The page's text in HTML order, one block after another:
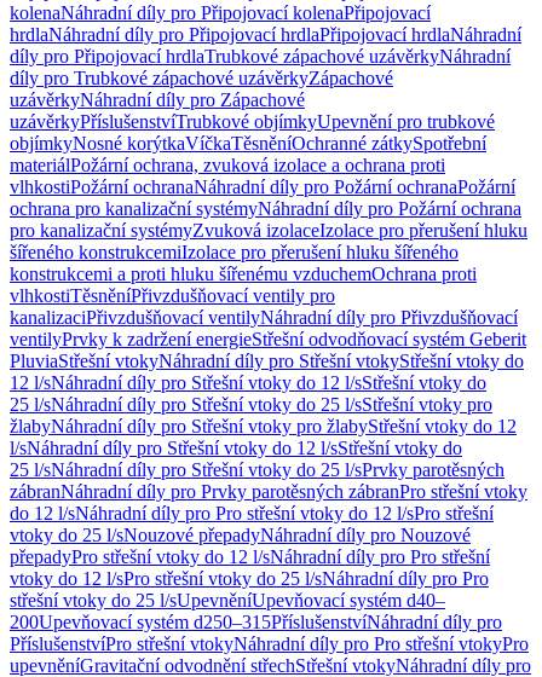
kolenaNáhradní díly pro Připojovací kolenaPřipojovací
hrdlaNáhradní díly pro Připojovací hrdlaPřipojovací hrdlaNáhradní
díly pro Připojovací hrdlaTrubkové zápachové uzávěrkyNáhradní
díly pro Trubkové zápachové uzávěrkyZápachové
uzávěrkyNáhradní díly pro Zápachové
uzávěrkyPříslušenstvíTrubkové objímkyUpevnění pro trubkové
objímkyNosné korýtkaVíčkaTěsněníOchranné zátkySpotřební
materiálPožární ochrana, zvuková izolace a ochrana proti
vlhkostiPožární ochranaNáhradní díly pro Požární ochranaPožární
ochrana pro kanalizační systémyNáhradní díly pro Požární ochrana
pro kanalizační systémyZvuková izolaceIzolace pro přerušení hluku
šířeného konstrukcemiIzolace pro přerušení hluku šířeného
konstrukcemi a proti hluku šířenému vzduchemOchrana proti
vlhkostiTěsněníPřivzdušňovací ventily pro
kanalizaciPřivzdušňovací ventilyNáhradní díly pro Přivzdušňovací
ventilyPrvky k zadržení energieStřešní odvodňovací systém Geberit
PluviaStřešní vtokyNáhradní díly pro Střešní vtokyStřešní vtoky do
12 l/sNáhradní díly pro Střešní vtoky do 12 l/sStřešní vtoky do
25 l/sNáhradní díly pro Střešní vtoky do 25 l/sStřešní vtoky pro
žlabyNáhradní díly pro Střešní vtoky pro žlabyStřešní vtoky do 12
l/sNáhradní díly pro Střešní vtoky do 12 l/sStřešní vtoky do
25 l/sNáhradní díly pro Střešní vtoky do 25 l/sPrvky parotěsných
zábranNáhradní díly pro Prvky parotěsných zábranPro střešní vtoky
do 12 l/sNáhradní díly pro Pro střešní vtoky do 12 l/sPro střešní
vtoky do 25 l/sNouzové přepadyNáhradní díly pro Nouzové
přepadyPro střešní vtoky do 12 l/sNáhradní díly pro Pro střešní
vtoky do 12 l/sPro střešní vtoky do 25 l/sNáhradní díly pro Pro
střešní vtoky do 25 l/sUpevněníUpevňovací systém d40–
200Upevňovací systém d250–315PříslušenstvíNáhradní díly pro
PříslušenstvíPro střešní vtokyNáhradní díly pro Pro střešní vtokyPro
upevněníGravitační odvodnění střechStřešní vtokyNáhradní díly pro